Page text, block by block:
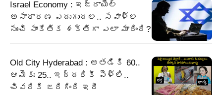
Israel Economy : ఇజ్రాయెల్‌
అసాధారణ ఎదుగుదల.. సవాళ్ల
నుంచి సాంకేతిక శక్తిగా ఎలా మారింది?
Old City Hyderabad : అతడికి 60..
ఆమెకు 25.. ఇద్దరికీ పెళ్లి..
చివరికి జరిగింది ఇదీ